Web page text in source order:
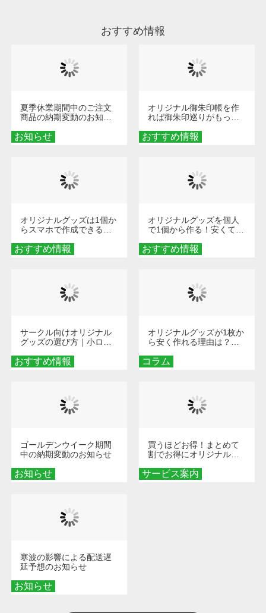
おすすめ情報
お知らせ
夏季休業期間中のご注文
商品の納期変動のお知ら
おすすめ情報
オリジナル御朱印帳を作
れば御朱印巡りがもっと
ダーメイドする魅力と選
び方
おすすめ情報
オリジナルグッズは1個か
らスマホで作成できる！
くなる巾着＆ポーチ活用
術
おすすめ情報
オリジナルグッズを個人
で1個から作る！安くて簡
秘訣
おすすめ情報
サークル向けオリジナル
グッズの選び方｜小ロッ
める秘訣
コラム
オリジナルグッズが1枚か
ら安く作れる理由は？オ
とメリットを解説
お知らせ
ゴールデンウイーク期間
中の納期変動のお知らせ
サービス案内
買うほどお得！まとめて
割でお得にオリジナルグ
お知らせ
寒波の影響による配送遅
延予想のお知らせ